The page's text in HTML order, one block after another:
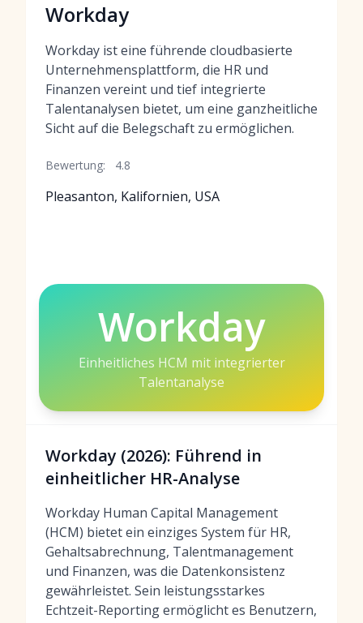
Workday
Workday ist eine führende cloudbasierte
Unternehmensplattform, die HR und
Finanzen vereint und tief integrierte
Talentanalysen bietet, um eine ganzheitliche
Sicht auf die Belegschaft zu ermöglichen.
Bewertung: 4.8
Pleasanton, Kalifornien, USA
Workday
Einheitliches HCM mit integrierter
Talentanalyse
Workday (2026): Führend in
einheitlicher HR-Analyse
Workday Human Capital Management
(HCM) bietet ein einziges System für HR,
Gehaltsabrechnung, Talentmanagement
und Finanzen, was die Datenkonsistenz
gewährleistet. Sein leistungsstarkes
Echtzeit-Reporting ermöglicht es Benutzern,